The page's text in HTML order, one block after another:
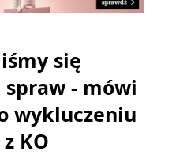
się
- mówi
wykluczeniu
KO